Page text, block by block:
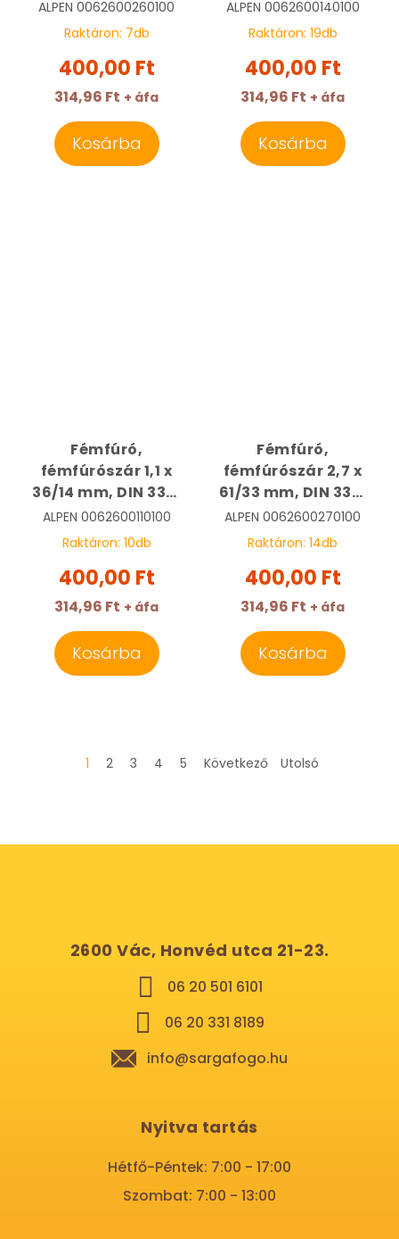
HSS, Sprint Master |
ALPEN
ALPEN 0062600260100
Raktáron: 7db
400,00 Ft
314,96 Ft + áfa
Kosárba
HSS, Sprint Master |
ALPEN
ALPEN 0062600140100
Raktáron: 19db
400,00 Ft
314,96 Ft + áfa
Kosárba
Fémfúró,
fémfúrószár 1,1 x
36/14 mm, DIN 338,
HSS, Sprint Master |
ALPEN
ALPEN 0062600110100
Raktáron: 10db
400,00 Ft
314,96 Ft + áfa
Kosárba
Fémfúró,
fémfúrószár 2,7 x
61/33 mm, DIN 338,
HSS, Sprint Master |
ALPEN
ALPEN 0062600270100
Raktáron: 14db
400,00 Ft
314,96 Ft + áfa
Kosárba
1 2 3 4 5 Következő Utolsó
2600 Vác, Honvéd utca 21-23.
06 20 501 6101
06 20 331 8189
info@sargafogo.hu
Nyitva tartás
Hétfő-Péntek: 7:00 - 17:00
Szombat: 7:00 - 13:00